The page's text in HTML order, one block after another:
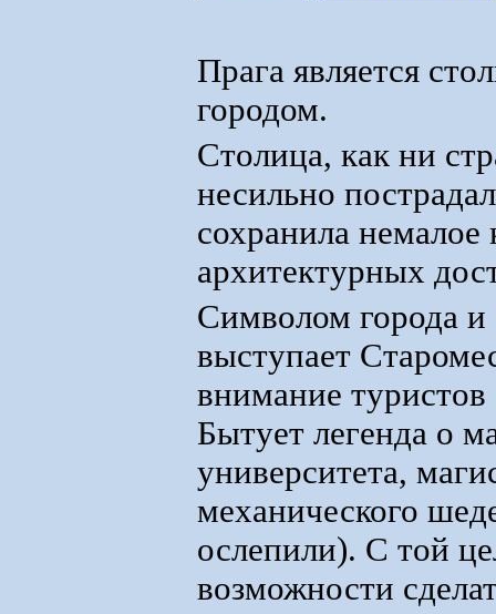
Прага является
городом.
Столица, как ни
несильно
сохранила немалое
архитектурных
Символом города и
выступает
внимание
Бытует легенда о
университета,
механического
ослепили). С той
возможности